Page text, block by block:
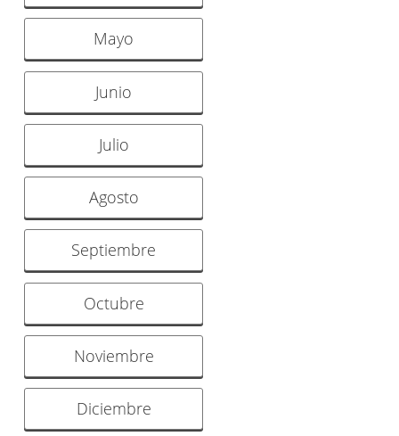
Mayo
Junio
Julio
Agosto
Septiembre
Octubre
Noviembre
Diciembre